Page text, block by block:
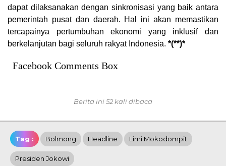
dapat dilaksanakan dengan sinkronisasi yang baik antara
pemerintah pusat dan daerah. Hal ini akan memastikan
tercapainya pertumbuhan ekonomi yang inklusif dan
berkelanjutan bagi seluruh rakyat Indonesia. *(**)*
Facebook Comments Box
Berita ini 52 kali dibaca
Tag : Bolmong Headline Limi Mokodompit
Presiden Jokowi